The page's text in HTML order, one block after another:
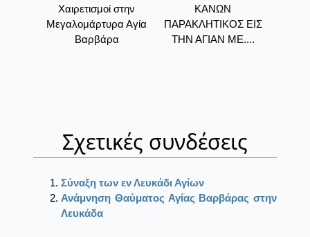
Χαιρετισμοί στην
Μεγαλομάρτυρα Αγία
Βαρβάρα
ΚΑΝΩΝ
ΠΑΡΑΚΛΗΤΙΚΟΣ ΕΙΣ
ΤΗΝ ΑΓΙΑΝ ΜΕ....
Σχετικές συνδέσεις
Σύναξη των εν Λευκάδι Αγίων
Ανάμνηση Θαύματος Αγίας Βαρβάρας στην
Λευκάδα